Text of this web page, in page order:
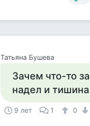
Татьяна Бушева
Зачем что-то
надел и
9 лет 1 0